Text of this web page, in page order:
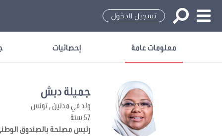
تسجيل الدخول
معلومات عامة إحصائيات
جميلة دبش
ولد في مدنين , تونس
57 سنة
رئيس مصلحة بالصندوق